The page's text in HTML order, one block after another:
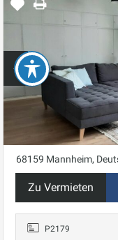
68159 Mannheim,
Zu Vermieten
P2179